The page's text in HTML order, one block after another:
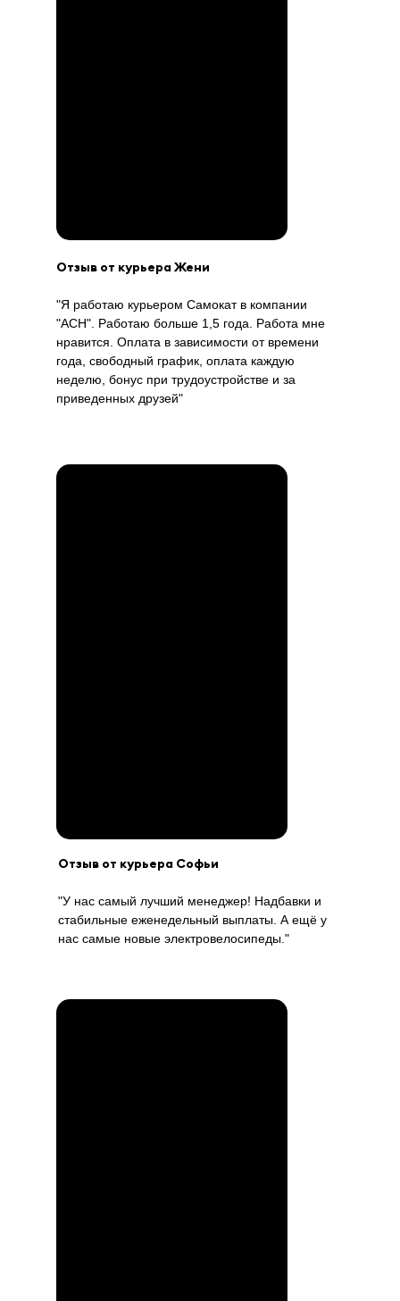
Отзыв от курьера Софьи
"У нас самый лучший менеджер! Надбавки и
стабильные еженедельный выплаты. А ещё у
нас самые новые электровелосипеды."
Отзыв от курьера Жени
"Я работаю курьером Самокат в компании
"АСН". Работаю больше 1,5 года. Работа мне
нравится. Оплата в зависимости от времени
года, свободный график, оплата каждую
неделю, бонус при трудоустройстве и за
приведенных друзей"